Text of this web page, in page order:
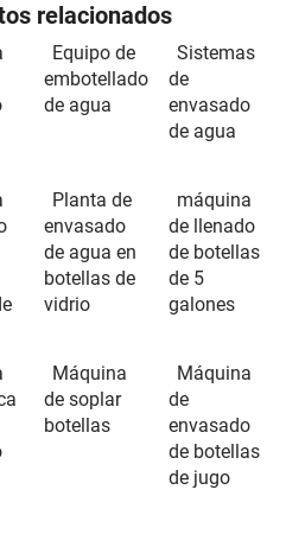
relacionados
Equipo de
embotellado
de agua
Sistemas
de
envasado
de agua
Planta de
envasado
de agua en
botellas de
vidrio
máquina
de llenado
de botellas
de 5
galones
Máquina
de soplar
botellas
Máquina
de
envasado
de botellas
de jugo